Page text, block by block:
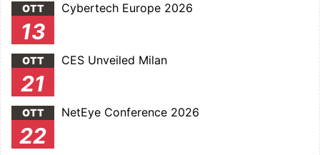
OTT
13
Cybertech Europe 2026
OTT
21
CES Unveiled Milan
OTT
22
NetEye Conference 2026